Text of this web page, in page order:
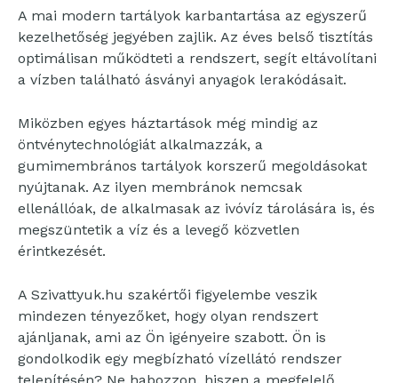
A mai modern tartályok karbantartása az egyszerű
kezelhetőség jegyében zajlik. Az éves belső tisztítás
optimálisan működteti a rendszert, segít eltávolítani
a vízben található ásványi anyagok lerakódásait.
Miközben egyes háztartások még mindig az
öntvénytechnológiát alkalmazzák, a
gumimembrános tartályok korszerű megoldásokat
nyújtanak. Az ilyen membránok nemcsak
ellenállóak, de alkalmasak az ivóvíz tárolására is, és
megszüntetik a víz és a levegő közvetlen
érintkezését.
A Szivattyuk.hu szakértői figyelembe veszik
mindezen tényezőket, hogy olyan rendszert
ajánljanak, ami az Ön igényeire szabott. Ön is
gondolkodik egy megbízható vízellátó rendszer